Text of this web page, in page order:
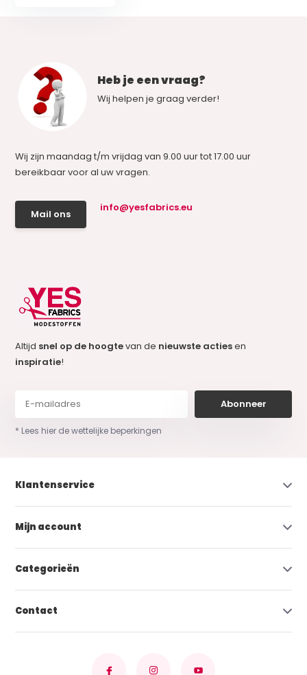
Heb je een vraag?
Wij helpen je graag verder!
Wij zijn maandag t/m vrijdag van 9.00 uur tot 17.00 uur
bereikbaar voor al uw vragen.
Mail ons
info@yesfabrics.eu
Altijd snel op de hoogtevan de nieuwste actiesen
inspiratie!
Abonneer
* Lees hier de wettelijke beperkingen
Klantenservice
Mijn account
Categorieën
Contact